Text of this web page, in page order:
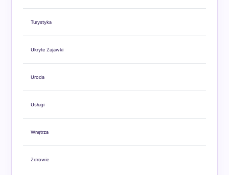
Turystyka
Ukryte Zajawki
Uroda
Usługi
Wnętrza
Zdrowie